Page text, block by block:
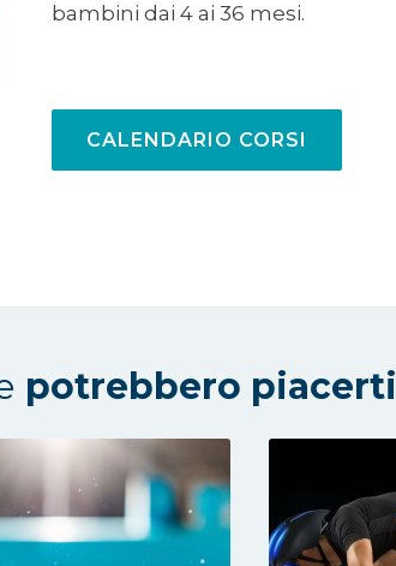
bambini dai 4 ai 36 mesi.
CALENDARIO CORSI
potrebbero piacerti